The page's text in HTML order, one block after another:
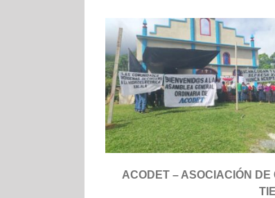
ACODET – ASOCIACIÓN